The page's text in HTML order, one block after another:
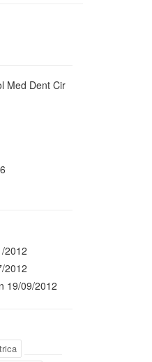
Med Dent Cir
2012
2012
19/09/2012